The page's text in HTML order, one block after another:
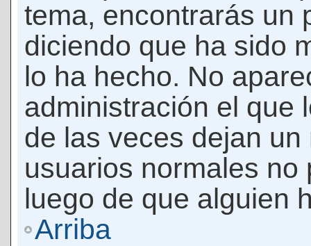
tema, encontrarás un
diciendo que ha sido
lo ha hecho. No
administración el que
de las veces dejan
usuarios normales
luego de que alguien
Arriba